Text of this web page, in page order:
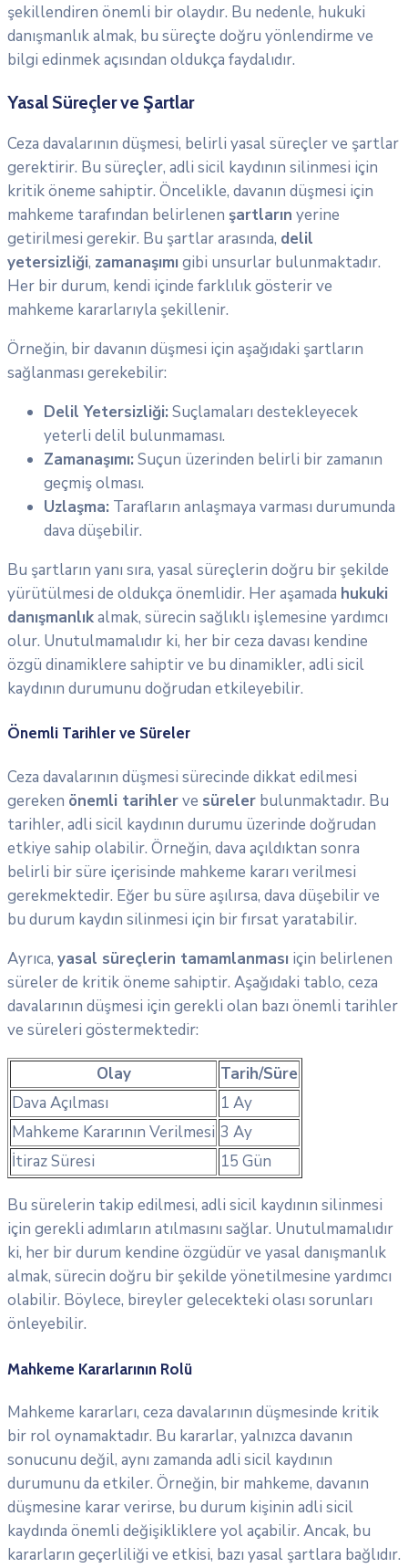
şekillendiren önemli bir olaydır. Bu nedenle, hukuki
danışmanlık almak, bu süreçte doğru yönlendirme ve
bilgi edinmek açısından oldukça faydalıdır.
Yasal Süreçler ve Şartlar
Ceza davalarının düşmesi, belirli yasal süreçler ve şartlar
gerektirir. Bu süreçler, adli sicil kaydının silinmesi için
kritik öneme sahiptir. Öncelikle, davanın düşmesi için
mahkeme tarafından belirlenen şartların yerine
getirilmesi gerekir. Bu şartlar arasında, delil
yetersizliği, zamanaşımı gibi unsurlar bulunmaktadır.
Her bir durum, kendi içinde farklılık gösterir ve
mahkeme kararlarıyla şekillenir.
Örneğin, bir davanın düşmesi için aşağıdaki şartların
sağlanması gerekebilir:
Delil Yetersizliği: Suçlamaları destekleyecek
yeterli delil bulunmaması.
Zamanaşımı: Suçun üzerinden belirli bir zamanın
geçmiş olması.
Uzlaşma: Tarafların anlaşmaya varması durumunda
dava düşebilir.
Bu şartların yanı sıra, yasal süreçlerin doğru bir şekilde
yürütülmesi de oldukça önemlidir. Her aşamada hukuki
danışmanlıkalmak, sürecin sağlıklı işlemesine yardımcı
olur. Unutulmamalıdır ki, her bir ceza davası kendine
özgü dinamiklere sahiptir ve bu dinamikler, adli sicil
kaydının durumunu doğrudan etkileyebilir.
Önemli Tarihler ve Süreler
Ceza davalarının düşmesi sürecinde dikkat edilmesi
gereken önemli tarihlerve süreler bulunmaktadır. Bu
tarihler, adli sicil kaydının durumu üzerinde doğrudan
etkiye sahip olabilir. Örneğin, dava açıldıktan sonra
belirli bir süre içerisinde mahkeme kararı verilmesi
gerekmektedir. Eğer bu süre aşılırsa, dava düşebilir ve
bu durum kaydın silinmesi için bir fırsat yaratabilir.
Ayrıca, yasal süreçlerin tamamlanması için belirlenen
süreler de kritik öneme sahiptir. Aşağıdaki tablo, ceza
davalarının düşmesi için gerekli olan bazı önemli tarihler
ve süreleri göstermektedir:
Olay
Tarih/Süre
Dava Açılması
1 Ay
Mahkeme Kararının Verilmesi 3 Ay
İtiraz Süresi
15 Gün
Bu sürelerin takip edilmesi, adli sicil kaydının silinmesi
için gerekli adımların atılmasını sağlar. Unutulmamalıdır
ki, her bir durum kendine özgüdür ve yasal danışmanlık
almak, sürecin doğru bir şekilde yönetilmesine yardımcı
olabilir. Böylece, bireyler gelecekteki olası sorunları
önleyebilir.
Mahkeme Kararlarının Rolü
Mahkeme kararları, ceza davalarının düşmesinde kritik
bir rol oynamaktadır. Bu kararlar, yalnızca davanın
sonucunu değil, aynı zamanda adli sicil kaydının
durumunu da etkiler. Örneğin, bir mahkeme, davanın
düşmesine karar verirse, bu durum kişinin adli sicil
kaydında önemli değişikliklere yol açabilir. Ancak, bu
kararların geçerliliği ve etkisi, bazı yasal şartlara bağlıdır.